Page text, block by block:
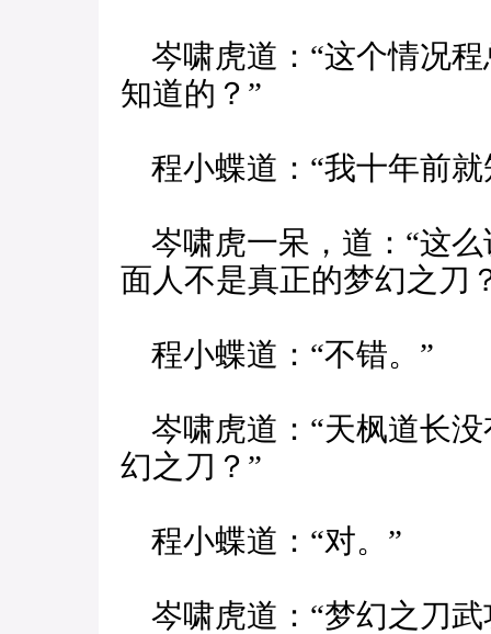
岑啸虎道：“这个情况
知道的？”
程小蝶道：“我十年前就
岑啸虎一呆，道：“这
面人不是真正的梦幻之刀
程小蝶道：“不错。”
岑啸虎道：“天枫道长
幻之刀？”
程小蝶道：“对。”
岑啸虎道：“梦幻之刀